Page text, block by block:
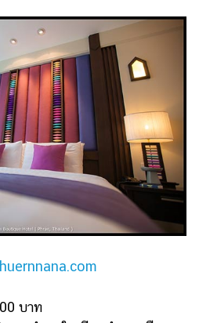
huernnana.com
บาท